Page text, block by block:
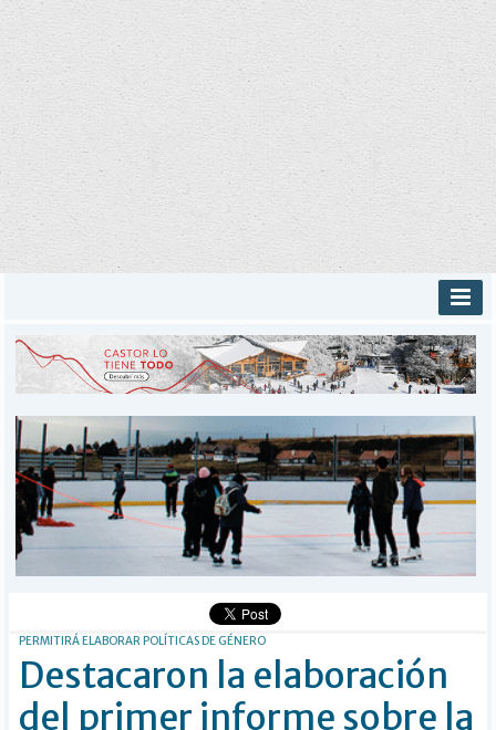
INICIO
PROVINCIALES
DEPORTES
POLICIALES
I-DIARIO
MÁS
BÚSQUEDA
PERMITIRÁ ELABORAR POLÍTICAS DE GÉNERO
Destacaron la elaboración
del primer informe sobre la